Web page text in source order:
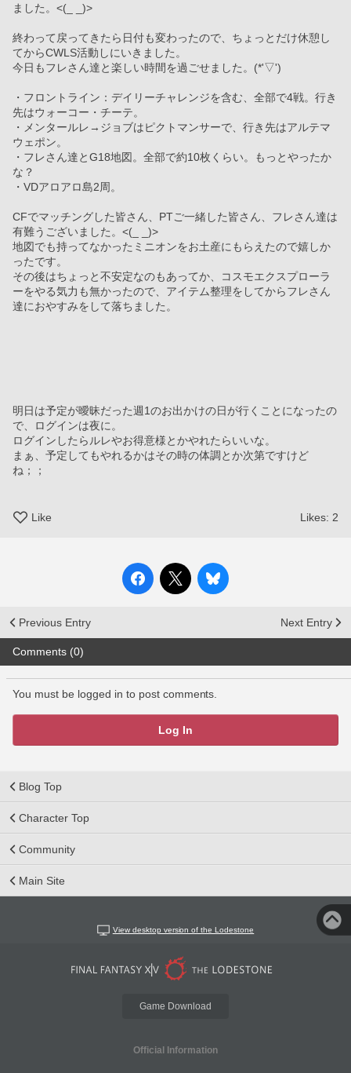
ました。<(_ _)>
終わって戻ってきたら日付も変わったので、ちょっとだけ休憩し
てからCWLS活動しにいきました。
今日もフレさん達と楽しい時間を過ごせました。(*'▽')
・フロントライン：デイリーチャレンジを含む、全部で4戦。行き
先はウォーコー・チーテ。
・メンタールレ→ジョブはピクトマンサーで、行き先はアルテマ
ウェポン。
・フレさん達とG18地図。全部で約10枚くらい。もっとやったか
な？
・VDアロアロ島2周。
CFでマッチングした皆さん、PTご一緒した皆さん、フレさん達は
有難うございました。<(_ _)>
地図でも持ってなかったミニオンをお土産にもらえたので嬉しか
ったです。
その後はちょっと不安定なのもあってか、コスモエクスプローラ
ーをやる気力も無かったので、アイテム整理をしてからフレさん
達におやすみをして落ちました。
明日は予定が曖昧だった週1のお出かけの日が行くことになったの
で、ログインは夜に。
ログインしたらルレやお得意様とかやれたらいいな。
まぁ、予定してもやれるかはその時の体調とか次第ですけど
ね；；
Like Likes: 2
Previous Entry Next Entry
Comments (0)
You must be logged in to post comments.
Log In
Blog Top
Character Top
Community
Main Site
View desktop version of the Lodestone
Game Download
Official Information